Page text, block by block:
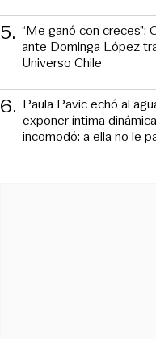
5. “Me ganó con creces”:
ante Dominga López
Universo Chile
6. Paula Pavic echó al
exponer íntima
incomodó: a ella no le